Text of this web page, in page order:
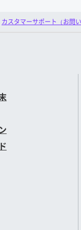
カスタマーサポート（お問い